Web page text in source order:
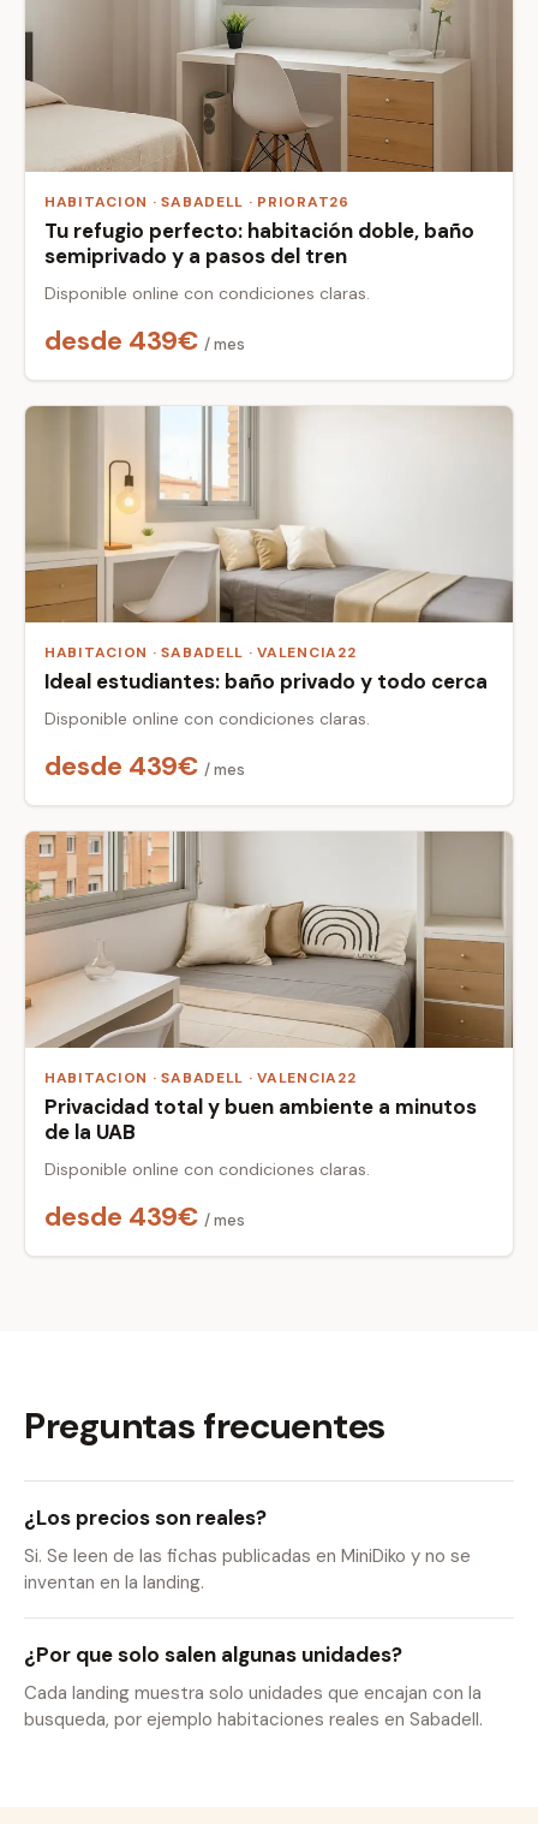
HABITACION · SABADELL · PRIORAT26
Tu refugio perfecto: habitación doble, baño
semiprivado y a pasos del tren
Disponible online con condiciones claras.
desde 439€ / mes
HABITACION · SABADELL · VALENCIA22
Ideal estudiantes: baño privado y todo cerca
Disponible online con condiciones claras.
desde 439€ / mes
HABITACION · SABADELL · VALENCIA22
Privacidad total y buen ambiente a minutos
de la UAB
Disponible online con condiciones claras.
desde 439€ / mes
Preguntas frecuentes
¿Los precios son reales?
Si. Se leen de las fichas publicadas en MiniDiko y no se
inventan en la landing.
¿Por que solo salen algunas unidades?
Cada landing muestra solo unidades que encajan con la
busqueda, por ejemplo habitaciones reales en Sabadell.